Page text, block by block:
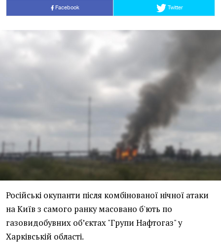
Facebook Twitter
Російські окупанти після комбінованої нічної атаки
на Київ з самого ранку масовано б'ють по
газовидобувних об’єктах "Групи Нафтогаз" у
Харківській області.